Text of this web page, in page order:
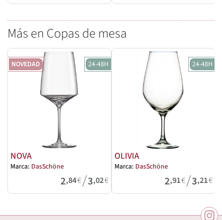
Más en Copas de mesa
NOVEDAD 24-48H
NOVA
Marca: DasSchöne
2,84€/3,02€
24-48H
OLIVIA
Marca: DasSchöne
2,91€/3,21€